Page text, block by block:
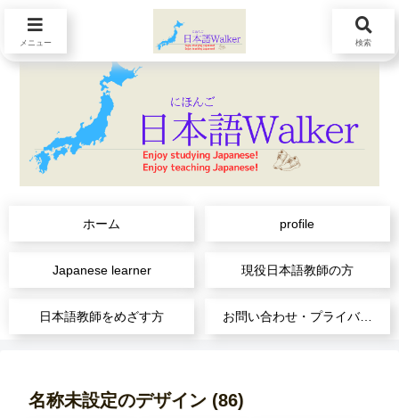
ホーム profile
Japanese learner 現役日本語教師の方
日本語教師をめざす方 お問い合わせ・プライバシーポリシー
名称未設定のデザイン (86)
メニュー 検索